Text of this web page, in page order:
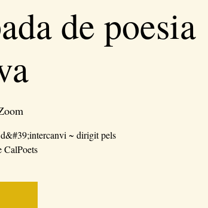
de poesia
~ dirigit pels
CalPoets